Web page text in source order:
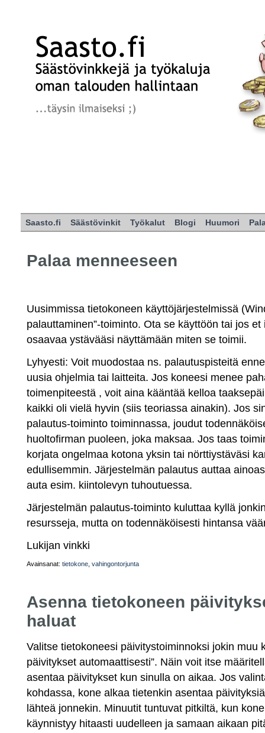
Saasto.fi Säästövinkit Työkalut Blogi Huumori
Palaa menneeseen
Uusimmissa tietokoneen käyttöjärjestelmissä
palauttaminen”-toiminto. Ota se käyttöön tai jos
osaavaa ystävääsi näyttämään miten se toimii.
Lyhyesti: Voit muodostaa ns. palautuspisteitä
uusia ohjelmia tai laitteita. Jos koneesi menee
toimenpiteestä , voit aina kääntää kelloa
kaikki oli vielä hyvin (siis teoriassa ainakin). Jos
palautus-toiminto toiminnassa, joudut
huoltofirman puoleen, joka maksaa. Jos taas
korjata ongelmaa kotona yksin tai nörttiystäväsi
edullisemmin. Järjestelmän palautus auttaa
auta esim. kiintolevyn tuhoutuessa.
Järjestelmän palautus-toiminto kuluttaa kyllä
resursseja, mutta on todennäköisesti hintansa
Lukijan vinkki
Avainsanat: tietokone vahingontorjunta
Asenna tietokoneen
haluat
Valitse tietokoneesi päivitystoiminnoksi jokin muu
päivitykset automaattisesti”. Näin voit itse
asentaa päivitykset kun sinulla on aikaa. Jos
kohdassa, kone alkaa tietenkin asentaa
lähteä jonnekin. Minuutit tuntuvat pitkiltä, kun
käynnistyy hitaasti uudelleen ja samaan aikaan